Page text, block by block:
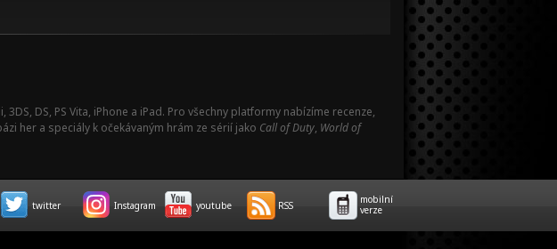
3DS, DS, PS Vita, iPhone a iPad. Pro všechny platformy nabízíme recenze,
her a speciály k očekávaným hrám ze sérií jako Call of Duty, World of
twitter Instagram youtube RSS
mobilní
verze